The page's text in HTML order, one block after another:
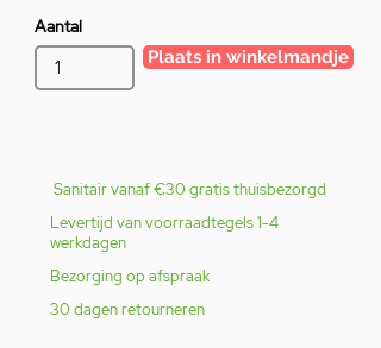
Aantal
Plaats in winkelmandje
Sanitair vanaf €30 gratis thuisbezorgd
Levertijd van voorraadtegels 1-4
werkdagen
Bezorging op afspraak
30 dagen retourneren